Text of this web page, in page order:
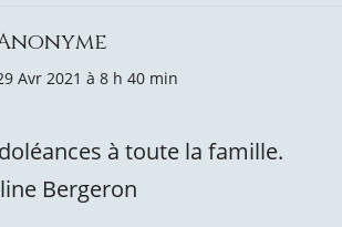
Avr 2021 à 8 h 40 min
à toute la famille.
Bergeron